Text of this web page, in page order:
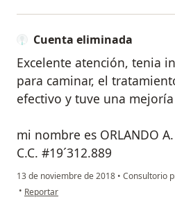
Cuenta eliminada
Excelente atención, tenia
para caminar, el
efectivo y tuve una
mi nombre es ORLANDO A.
C.C. #19´312.889
13 de noviembre de 2018 • Consultorio
• en opinión del usuario Cuenta eliminada
Reportar